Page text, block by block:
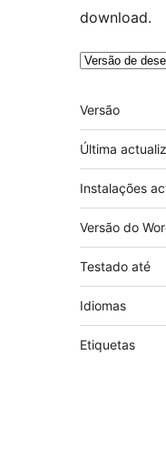
download.
Versão
Última
Instalações
Versão do
Testado até
Idiomas
Etiquetas